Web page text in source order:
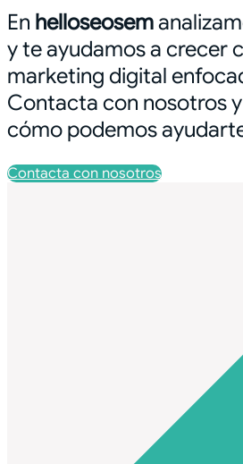
En helloseosem
y te ayudamos a crecer
marketing digital
Contacta con nosotros
cómo podemos
Contacta con nosotros